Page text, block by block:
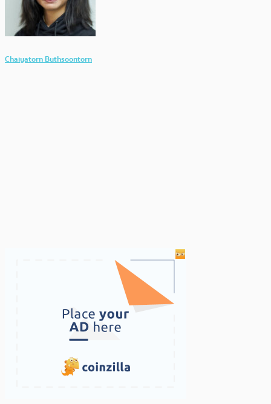
Chaiyatorn Buthsoontorn